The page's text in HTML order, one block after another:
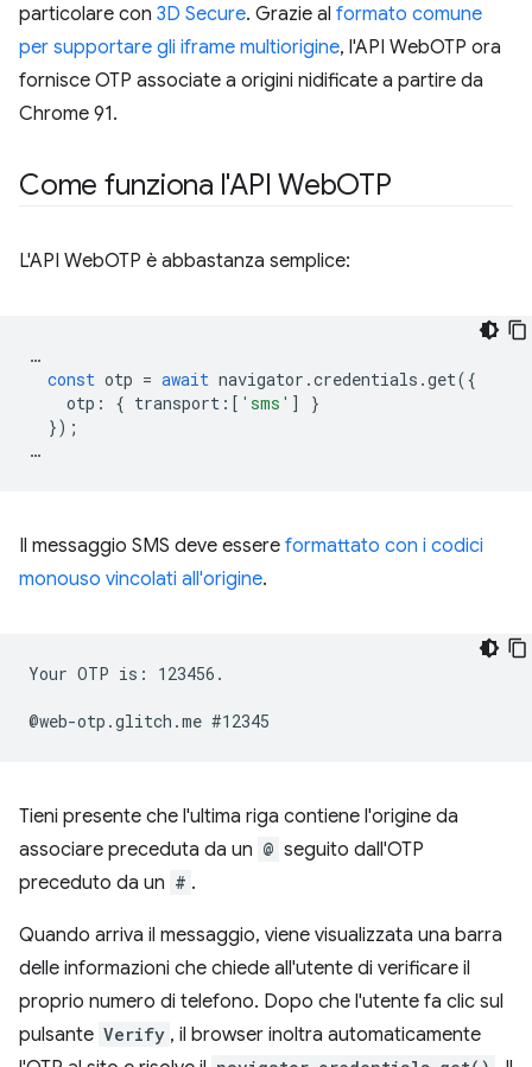
particolare con 3D Secure. Grazie al formato comune
per supportare gli iframe multiorigine, l'API WebOTP ora
fornisce OTP associate a origini nidificate a partire da
Chrome 91.
Come funziona l'API WebOTP
L'API WebOTP è abbastanza semplice:
…
const otp = await navigator .credentials .get({
otp : { transport : [ 'sms' ]
}
});
…
Il messaggio SMS deve essere formattato con i codici
monouso vincolati all'origine.
Your OTP is: 123456.
Tieni presente che l'ultima riga contiene l'origine da
associare preceduta da un @ seguito dall'OTP
preceduto da un # .
Quando arriva il messaggio, viene visualizzata una barra
delle informazioni che chiede all'utente di verificare il
proprio numero di telefono. Dopo che l'utente fa clic sul
pulsante Verify , il browser inoltra automaticamente